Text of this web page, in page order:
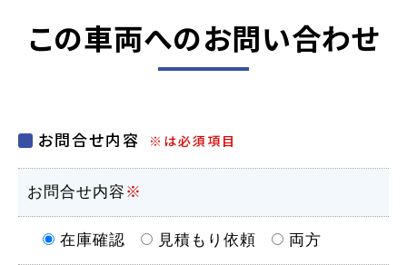
この車両へのお問い合わせ
お問合せ内容 ※は必須項目
お問合せ内容 ※
在庫確認 見積もり依頼 両方